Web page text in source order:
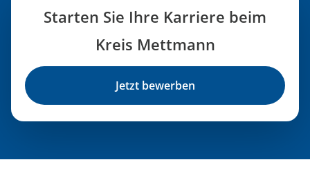
Starten Sie Ihre Karriere beim
Kreis Mettmann
Jetzt bewerben